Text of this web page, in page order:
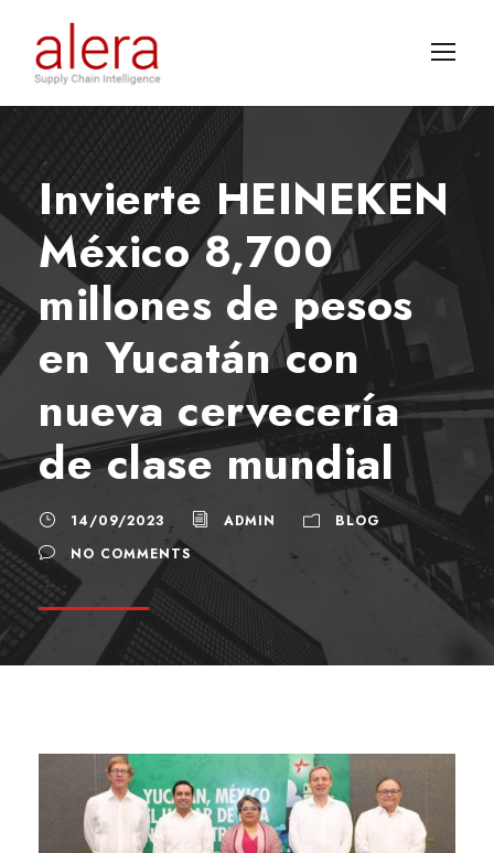
Invierte HEINEKEN
México 8,700
millones de pesos
en Yucatán con
nueva cervecería
de clase mundial
14/09/2023 ADMIN
BLOG
NO COMMENTS